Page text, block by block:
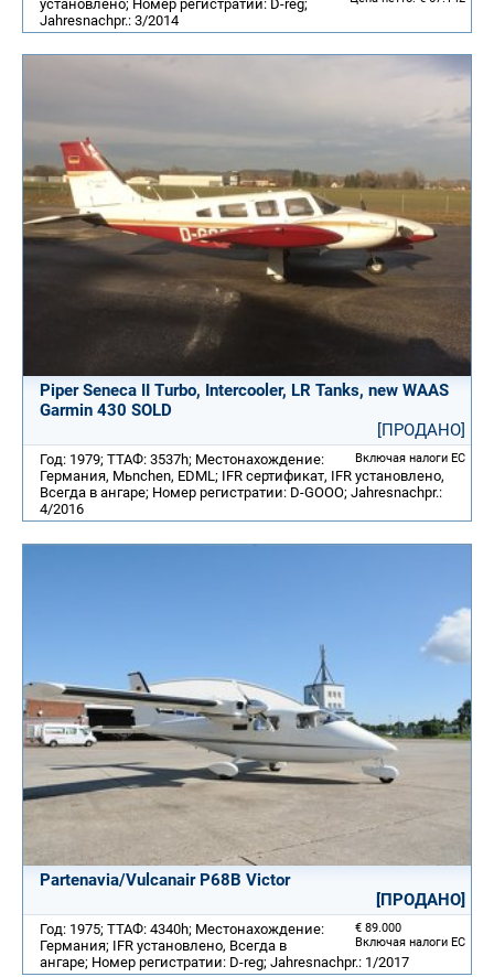
установлено; Номер регистратии: D-reg;
Jahresnachpr.: 3/2014
Piper Seneca II Turbo, Intercooler, LR Tanks, new WAAS
Garmin 430 SOLD
[ПРОДАНО]
Включая налоги ЕС
Год: 1979; ТТАФ: 3537h; Местонахождение:
Германия, Mьnchen, EDML; IFR сертификат, IFR установлено,
Всегда в ангаре; Номер регистратии: D-GOOO; Jahresnachpr.:
4/2016
Partenavia/Vulcanair P68B Victor
[ПРОДАНО]
€ 89.000
Включая налоги ЕС
Год: 1975; ТТАФ: 4340h; Местонахождение:
Германия; IFR установлено, Всегда в
ангаре; Номер регистратии: D-reg; Jahresnachpr.: 1/2017